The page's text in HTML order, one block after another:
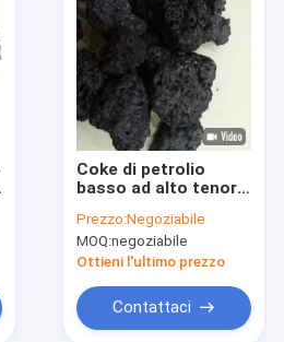
Coke di petrolio
basso ad alto tenore
della grafite di
Steelcasting Gpc
dello zolfo
Prezzo:Negoziabile
MOQ:negoziabile
Ottieni l'ultimo prezzo
Contattaci